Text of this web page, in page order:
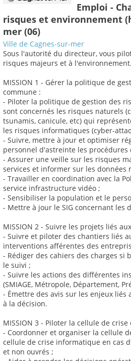
Emploi -
risques et environnement
mer (06)
Ville de Cagnes-sur-mer
Sous l'autorité du directeur, vous
risques majeurs et à l'environnement.
MISSION 1 - Gérer la politique de
commune :
- Piloter la politique de gestion des
sont concernés les risques naturels
tsunamis, canicule, etc) qui
les risques informatiques (cyber-
- Suivre, mettre à jour et optimiser
personnel d'astreinte les
- Assurer une veille sur les risques
services et informer sur les données
- Travailler en coordination avec la
service infrastructure vidéo ;
- Sensibiliser la population et le
- Mettre à jour le SIG concernant les
MISSION 2 - Suivre les projets liés
- Suivre et piloter des chantiers liés
interventions afférentes des
- Rédiger des cahiers des charges si
le suivi ;
- Suivre les actions des différentes
(SMIAGE, Métropole, Département,
- Émettre des avis sur les enjeux liés
à la décision.
MISSION 3 - Piloter la cellule de crise
- Coordonner et organiser la cellule
cellule de crise informatique en cas
et non ouvrés ;